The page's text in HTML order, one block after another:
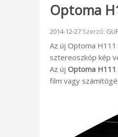
Optoma
Beküldve:
2014-12-27 Szerző:
Az új Optoma
sztereoszkóp kép
Az új Optoma H111
film vagy